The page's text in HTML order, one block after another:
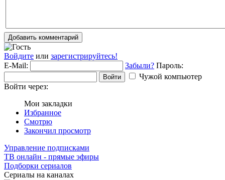
Добавить комментарий
Войдите или зарегистрируйтесь!
E-Mail:
Забыли? Пароль:
Войти
Чужой компьютер
Войти через:
Мои закладки
Избранное
Смотрю
Закончил просмотр
Управление подписками
ТВ онлайн - прямые эфиры
Подборки сериалов
Сериалы на каналах